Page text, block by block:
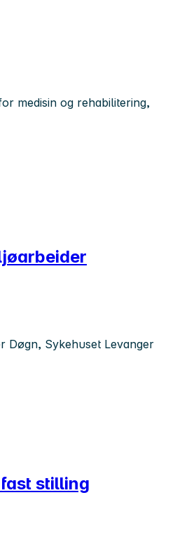
medisin og rehabilitering,
Døgn, Sykehuset Levanger
stilling